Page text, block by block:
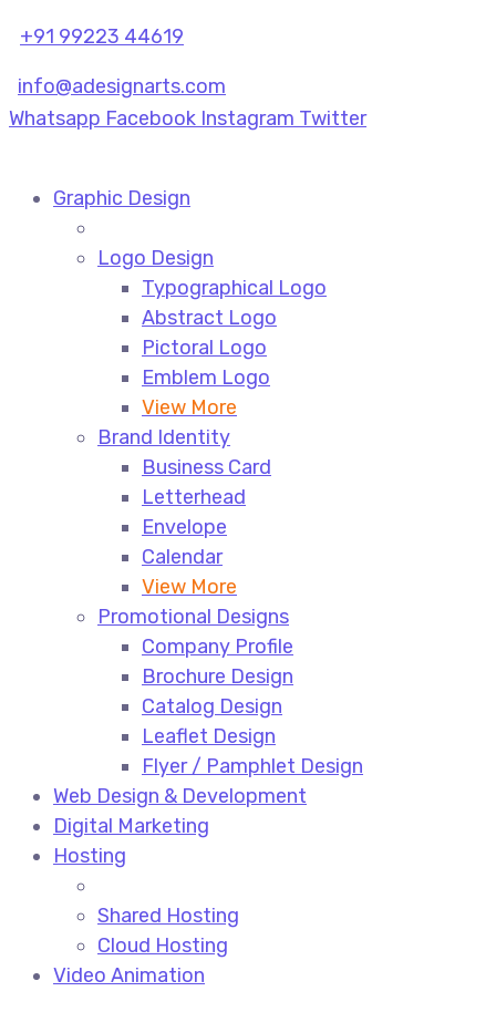
+91 99223 44619
info@adesignarts.com
Whatsapp Facebook Instagram Twitter
Graphic Design
Logo Design
Typographical Logo
Abstract Logo
Pictoral Logo
Emblem Logo
View More
Brand Identity
Business Card
Letterhead
Envelope
Calendar
View More
Promotional Designs
Company Profile
Brochure Design
Catalog Design
Leaflet Design
Flyer / Pamphlet Design
Web Design & Development
Digital Marketing
Hosting
Shared Hosting
Cloud Hosting
Video Animation